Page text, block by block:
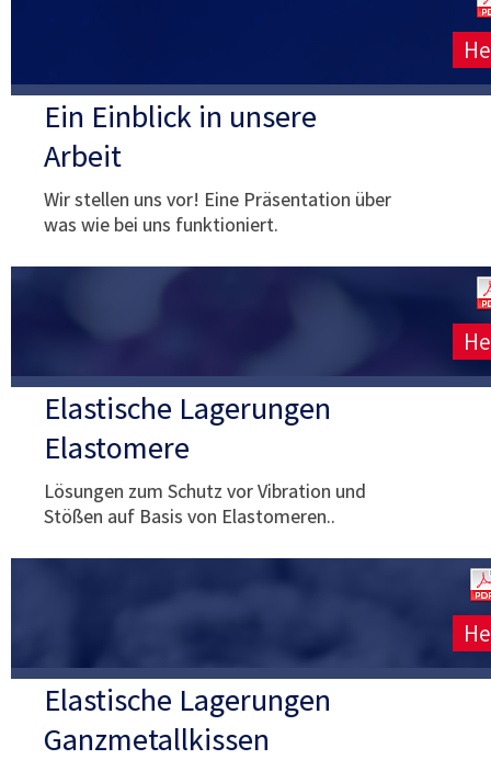
Ein Einblick in unsere
Arbeit
Wir stellen uns vor! Eine Präsentation über
was wie bei uns funktioniert.
Elastische Lagerungen
Elastomere
Lösungen zum Schutz vor Vibration und
Stößen auf Basis von Elastomeren..
Elastische Lagerungen
Ganzmetallkissen